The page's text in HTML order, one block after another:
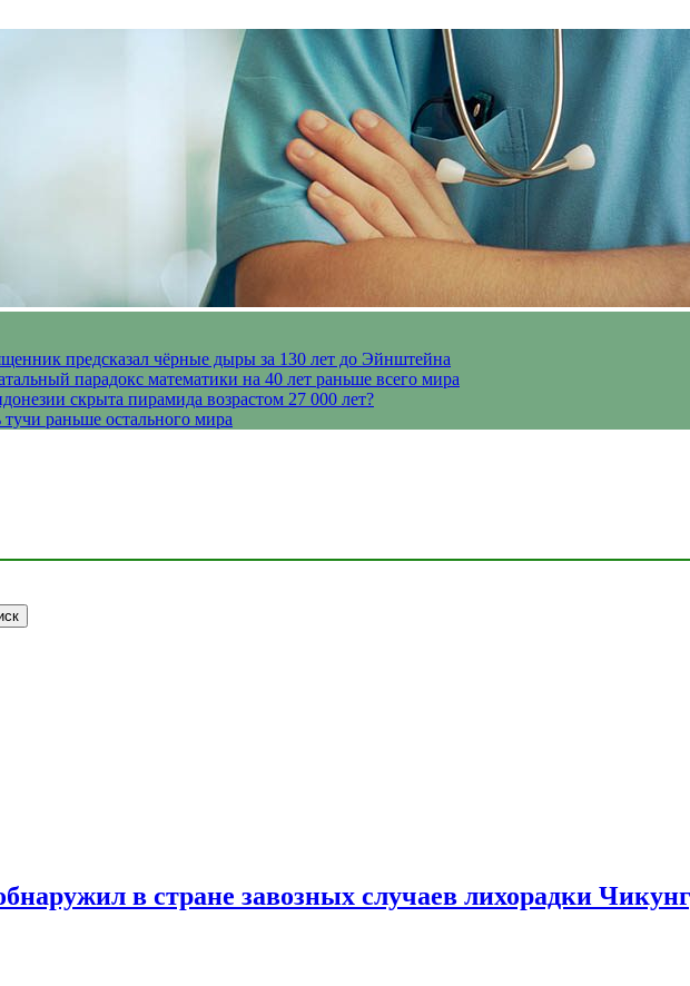
предсказал чёрные дыры за 130 лет до Эйнштейна
парадокс математики на 40 лет раньше всего мира
скрыта пирамида возрастом 27 000 лет?
раньше остального мира
в стране завозных случаев лихорадки